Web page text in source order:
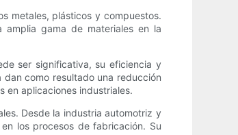
metales, plásticos y compuestos.
amplia gama de materiales en la
ser significativa, su eficiencia y
como resultado una reducción
en aplicaciones industriales.
Desde la industria automotriz y
los procesos de fabricación. Su